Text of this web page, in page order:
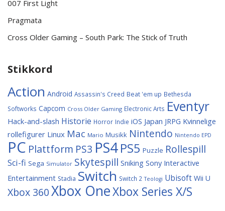
007 First Light
Pragmata
Cross Older Gaming – South Park: The Stick of Truth
Stikkord
Action Android Assassin's Creed Beat 'em up Bethesda
Softworks Capcom Cross Older Gaming Electronic Arts Eventyr
Hack-and-slash Historie Horror Indie iOS Japan JRPG Kvinnelige
rollefigurer Linux Mac Mario Musikk Nintendo Nintendo EPD
PC Plattform PS3 PS4PS5 Puzzle Rollespill
Sci-fi Sega Simulator Skytespill Sniking Sony Interactive
Entertainment Stadia Switch Switch 2 Teologi Ubisoft Wii U
Xbox 360Xbox OneXbox Series X/S